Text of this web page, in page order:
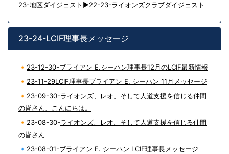
23-地区ダイジェスト ▶22-23-ライオンズクラブダイジェスト
23-24-LCIF理事長メッセージ
🔸 23-12-30-ブライアン E.シーハン理事長12月のLCIF最新情報
🔸 23-11-29LCIF理事長ブライアン E. シーハン 11月メッセージ
🔸 23-09-30-ライオンズ、レオ、そして人道支援を信じる仲間
の皆さん、こんにちは。
🔸23-08-30-ライオンズ、レオ、そして人道支援を信じる仲間
の皆さん
🔹 23-08-01-ブライアン E. シーハン LCIF理事長メッセージ